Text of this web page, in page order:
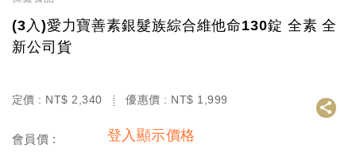
(3入)愛力寶善素銀髮族綜合維他命130錠 全素 全
新公司貨
定價 : NT$ 2,340 優惠價 : NT$ 1,999
會員價 : 登入顯示價格